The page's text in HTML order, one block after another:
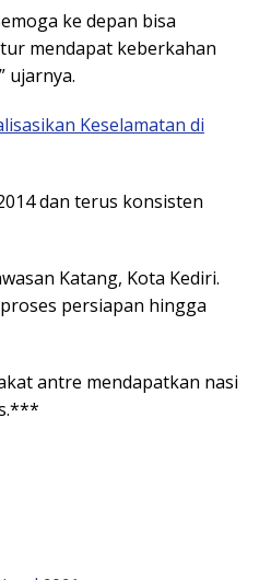
ke depan bisa
mendapat keberkahan
ujarnya.
Keselamatan di
dan terus konsisten
Katang, Kota Kediri.
persiapan hingga
antre mendapatkan nasi